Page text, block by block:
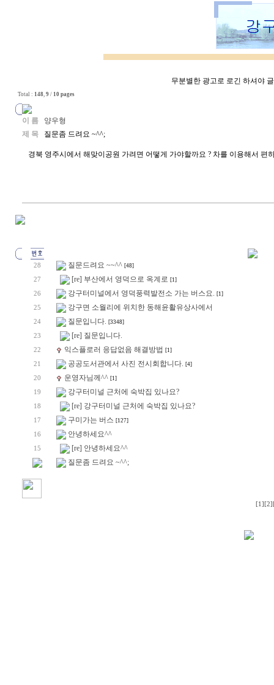
무분별한 광고로 로긴 하셔야
Total : 148, 9/ 10 pages
이 름
양우형
제 목
질문좀 드려요 ~^^;
경북 영주시에서 해맞이공원 가려면 어떻게 가야할까요 ? 차를 이용해서
28 질문드려요 ~~^^ [48]
27 [re] 부산에서 영덕으로 옥계로 [1]
26 강구터미널에서 영덕풍력발전소 가는 버스요. [1]
25 강구면 소월리에 위치한 동해윤활유상사에서
24 질문입니다. [3348]
23 [re] 질문입니다.
22 익스플로러 응답없음 해결방법 [1]
21 공공도서관에서 사진 전시회합니다. [4]
20 운영자님께^^ [1]
19 강구터미널 근처에 숙박집 있나요?
18 [re] 강구터미널 근처에 숙박집 있나요?
17 구미가는 버스 [127]
16 안녕하세요^^
15
[re] 안녕하세요^^
질문좀 드려요 ~^^;
[1] [2]